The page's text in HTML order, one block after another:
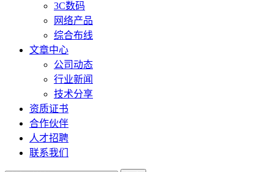
3C数码
网络产品
综合布线
文章中心
公司动态
行业新闻
技术分享
资质证书
合作伙伴
人才招聘
联系我们